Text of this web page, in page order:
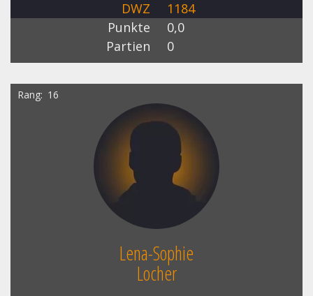
DWZ
1184
Punkte
0,0
Partien
0
Rang 16
Lena-Sophie
Locher